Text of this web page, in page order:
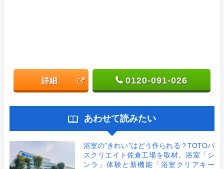
詳細 0120-091-026
あわせて読みたい
浴室の”きれい”はどう作られる？TOTOバ
スクリエイト佐倉工場を取材。浴室「シ
ンラ」体験と新機能「浴室クリアキー